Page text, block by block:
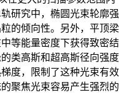
研究中，椭圆光束轮廓强
的倾向性。另外，平顶梁
等能量密度下获得致密结
类高斯和超高斯径向强度
度，限制了这种光束有效
聚焦光束容易产生强烈的